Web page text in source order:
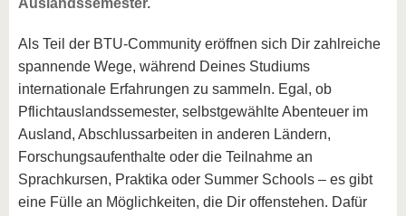
Auslandssemester.
Als Teil der BTU-Community eröffnen sich Dir zahlreiche
spannende Wege, während Deines Studiums
internationale Erfahrungen zu sammeln. Egal, ob
Pflichtauslandssemester, selbstgewählte Abenteuer im
Ausland, Abschlussarbeiten in anderen Ländern,
Forschungsaufenthalte oder die Teilnahme an
Sprachkursen, Praktika oder Summer Schools – es gibt
eine Fülle an Möglichkeiten, die Dir offenstehen. Dafür